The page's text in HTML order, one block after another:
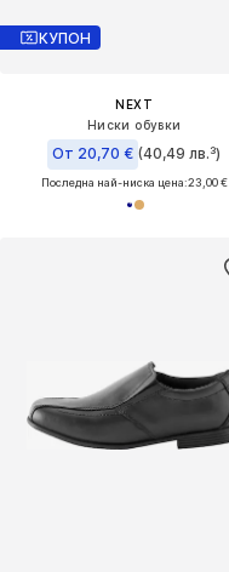
КУПОН
NEXT
Ниски обувки
От 20,70 € (40,49 лв.³)
Последна най-ниска цена:23,00 €